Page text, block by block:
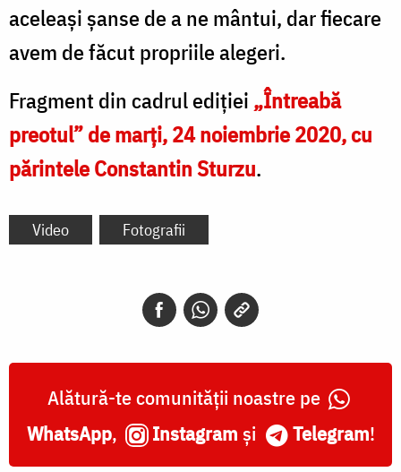
aceleași șanse de a ne mântui, dar fiecare
avem de făcut propriile alegeri.
Fragment din cadrul ediției „Întreabă
preotul” de marți, 24 noiembrie 2020, cu
părintele Constantin Sturzu.
Video Fotografii
Alătură-te comunității noastre pe
WhatsApp, Instagram și Telegram!